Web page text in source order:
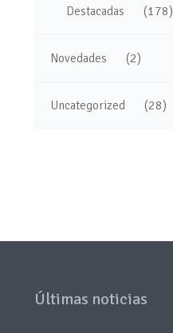
Destacadas (178)
Novedades (2)
Uncategorized (28)
Últimas noticias